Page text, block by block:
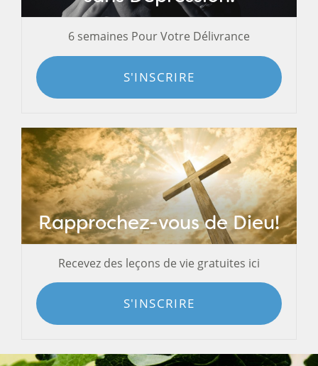
6 semaines Pour Votre Délivrance
S'INSCRIRE
Rapprochez-vous de Dieu!
Recevez des leçons de vie gratuites ici
S'INSCRIRE